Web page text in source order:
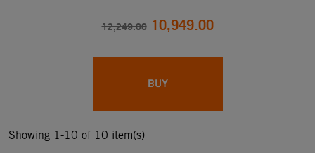
12,249.00 10,949.00
BUY
Showing 1-10 of 10 item(s)